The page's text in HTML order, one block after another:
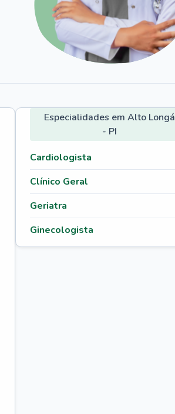
Especialidades em Alto Longá
- PI
Cardiologista
Clínico Geral
Geriatra
Ginecologista